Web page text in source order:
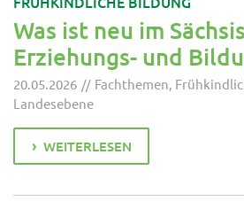
Was ist neu im
Erziehungs- und
20.05.2026 Fachthemen
Landesebene
WEITERLESEN